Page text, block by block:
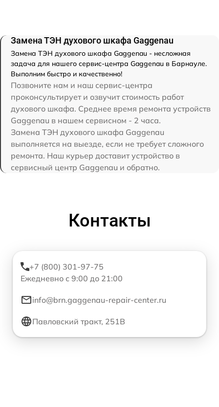
Замена ТЭН духового шкафа Gaggenau
Замена ТЭН духового шкафа Gaggenau - несложная
задача для нашего сервис-центра Gaggenau в Барнауле.
Выполним быстро и качественно!
Позвоните нам и наш сервис-центра
проконсультирует и озвучит стоимость работ
духового шкафа. Среднее время ремонта устройств
Gaggenau в нашем сервисном - 2 часа.
Замена ТЭН духового шкафа Gaggenau
выполняется на выезде, если не требует сложного
ремонта. Наш курьер доставит устройство в
сервисный центр Gaggenau и обратно.
Контакты
+7 (800) 301-97-75
Ежедневно с 9:00 до 21:00
info@brn.gaggenau-repair-center.ru
Павловский тракт, 251В